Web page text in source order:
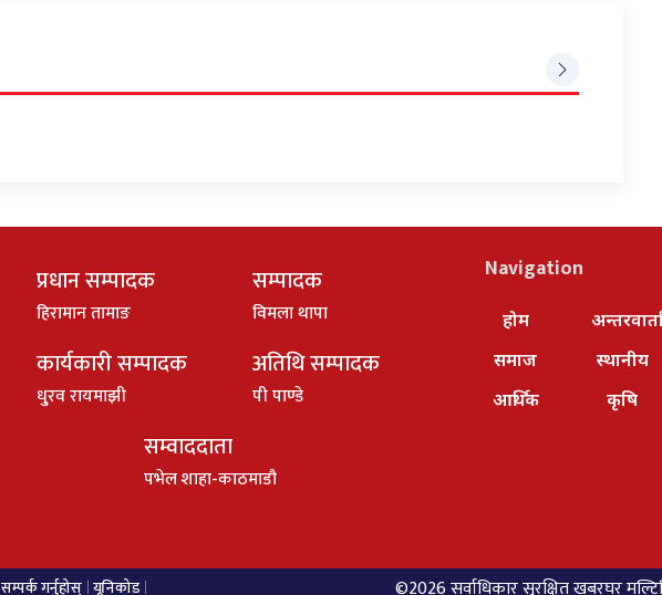
प्रधान सम्पादक
हिरामान तामाङ
सम्पादक
विमला थापा
कार्यकारी सम्पादक
धु्रव रायमाझी
अतिथि सम्पादक
पी पाण्डे
सम्वाददाता
पभेल शाहा-काठमाडौ
Navigation
होम
समाज
आर्थिक
स्थानीय
कृषि
सम्पर्क गर्नुहोस् यूनिकोड